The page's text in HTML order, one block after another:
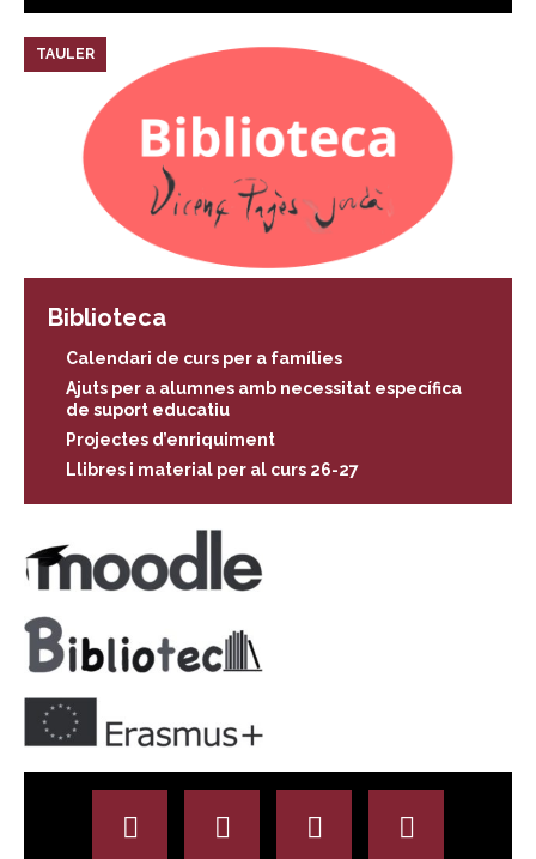
TAULER
Biblioteca
Calendari de curs per a famílies
Ajuts per a alumnes amb necessitat específica
de suport educatiu
Projectes d’enriquiment
Llibres i material per al curs 26-27